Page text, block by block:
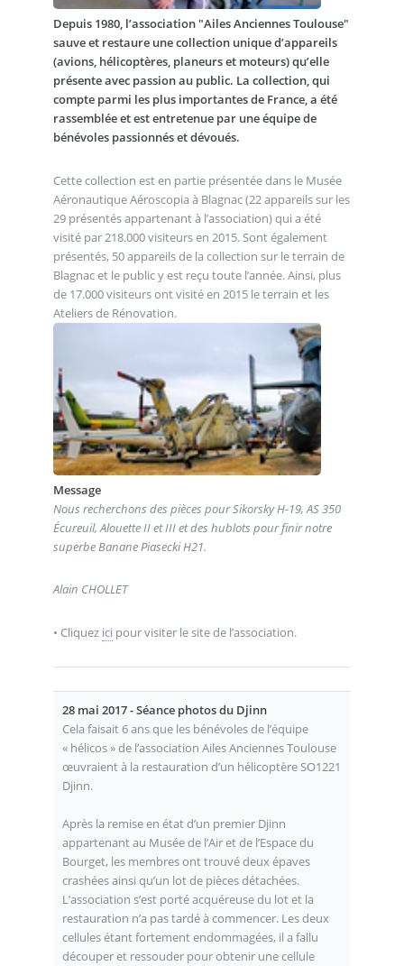
Depuis 1980, l’association "Ailes Anciennes Toulouse"
sauve et restaure une collection unique d’appareils
(avions, hélicoptères, planeurs et moteurs) qu’elle
présente avec passion au public. La collection, qui
compte parmi les plus importantes de France, a été
rassemblée et est entretenue par une équipe de
bénévoles passionnés et dévoués.
Cette collection est en partie présentée dans le Musée
Aéronautique Aéroscopia à Blagnac (22 appareils sur les
29 présentés appartenant à l’association) qui a été
visité par 218.000 visiteurs en 2015. Sont également
présentés, 50 appareils de la collection sur le terrain de
Blagnac et le public y est reçu toute l’année. Ainsi, plus
de 17.000 visiteurs ont visité en 2015 le terrain et les
Ateliers de Rénovation.
Message
Nous recherchons des pièces pour Sikorsky H-19, AS 350
Écureuil, Alouette II et III et des hublots pour finir notre
superbe Banane Piasecki H21.
Alain CHOLLET
• Cliquez ici pour visiter le site de l’association.
28 mai 2017 - Séance photos du Djinn
Cela faisait 6 ans que les bénévoles de l’équipe
« hélicos » de l’association Ailes Anciennes Toulouse
œuvraient à la restauration d’un hélicoptère SO1221
Djinn.
Après la remise en état d’un premier Djinn
appartenant au Musée de l’Air et de l’Espace du
Bourget, les membres ont trouvé deux épaves
crashées ainsi qu’un lot de pièces détachées.
L’association s’est porté acquéreuse du lot et la
restauration n’a pas tardé à commencer. Les deux
cellules étant fortement endommagées, il a fallu
découper et ressouder pour obtenir une cellule